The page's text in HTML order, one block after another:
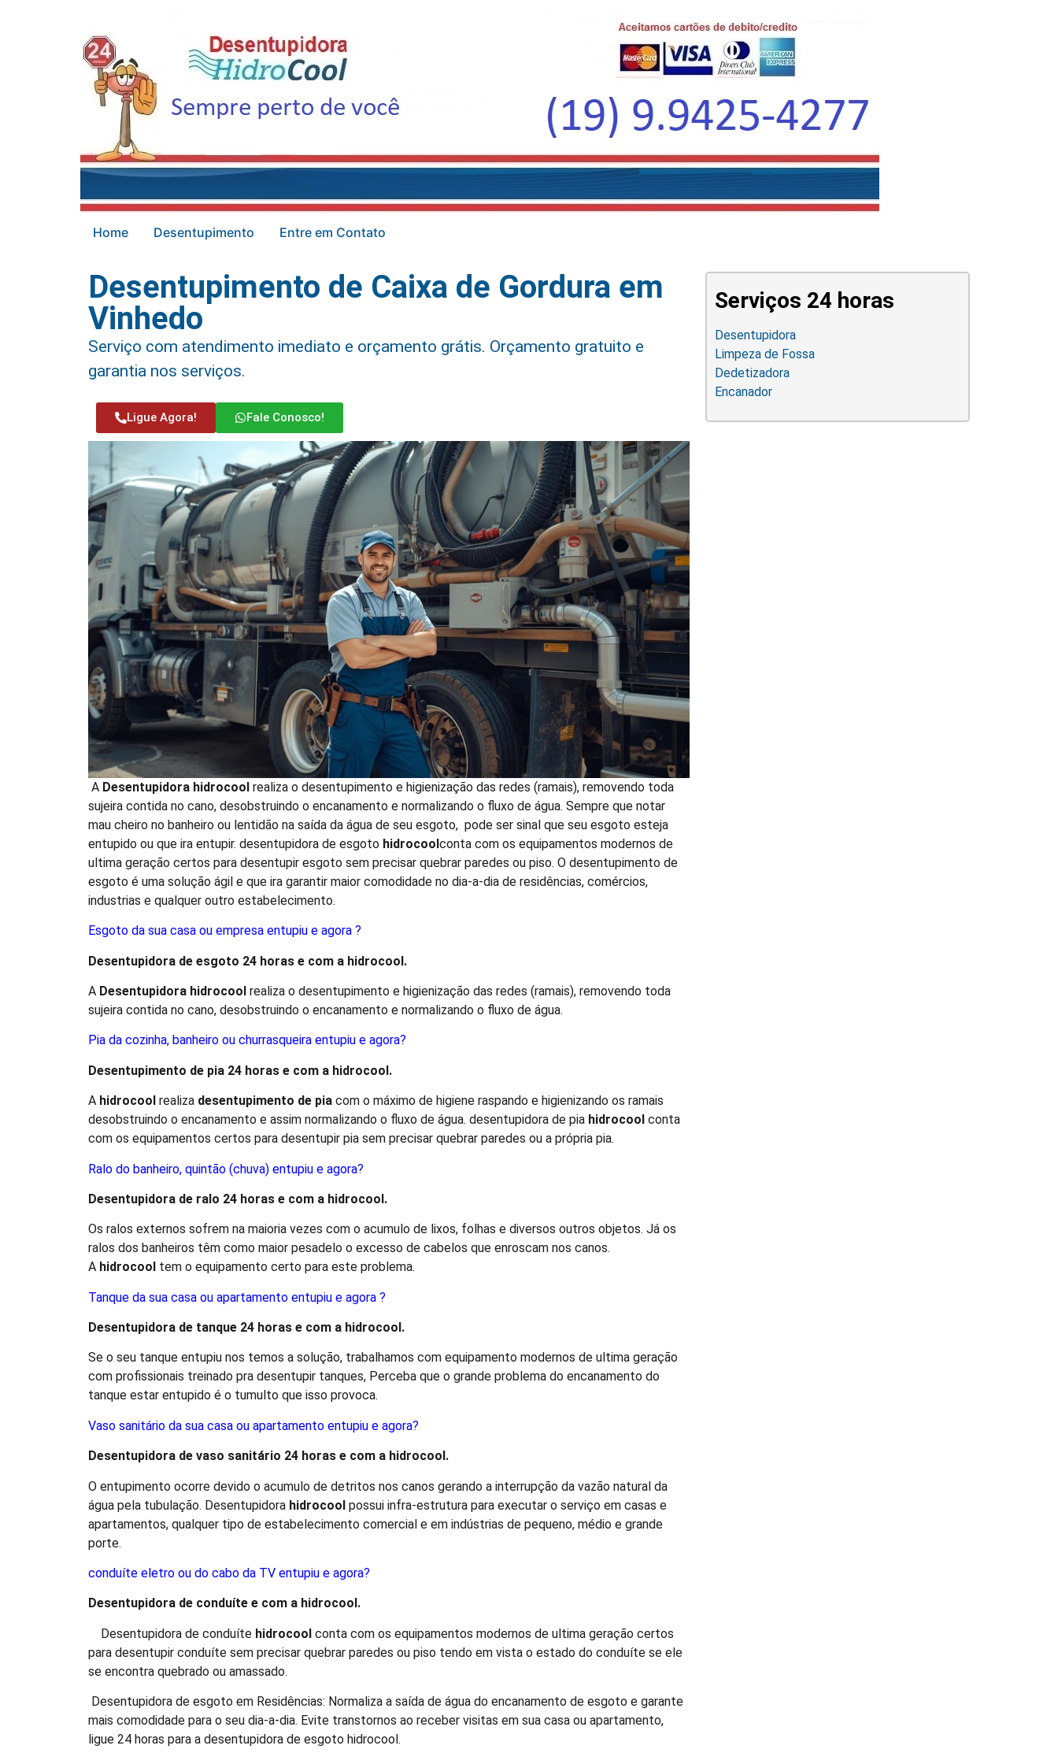
Home Desentupimento Entre em Contato
Desentupimento de Caixa de Gordura em
Vinhedo
Serviço com atendimento imediato e orçamento grátis. Orçamento gratuito e
garantia nos serviços.
Ligue Agora! Fale Conosco!
A Desentupidora hidrocool realiza o desentupimento e higienização das redes (ramais), removendo toda
sujeira contida no cano, desobstruindo o encanamento e normalizando o fluxo de água. Sempre que notar
mau cheiro no banheiro ou lentidão na saída da água de seu esgoto, pode ser sinal que seu esgoto esteja
entupido ou que ira entupir. desentupidora de esgoto hidrocoolconta com os equipamentos modernos de
ultima geração certos para desentupir esgoto sem precisar quebrar paredes ou piso. O desentupimento de
esgoto é uma solução ágil e que ira garantir maior comodidade no dia-a-dia de residências, comércios,
industrias e qualquer outro estabelecimento.
Esgoto da sua casa ou empresa entupiu e agora ?
Desentupidora de esgoto 24 horas e com a hidrocool.
A Desentupidora hidrocool realiza o desentupimento e higienização das redes (ramais), removendo toda
sujeira contida no cano, desobstruindo o encanamento e normalizando o fluxo de água.
Pia da cozinha, banheiro ou churrasqueira entupiu e agora?
Desentupimento de pia 24 horas e com a hidrocool.
A hidrocool realiza desentupimento de pia com o máximo de higiene raspando e higienizando os ramais
desobstruindo o encanamento e assim normalizando o fluxo de água. desentupidora de pia hidrocool conta
com os equipamentos certos para desentupir pia sem precisar quebrar paredes ou a própria pia.
Ralo do banheiro, quintão (chuva) entupiu e agora?
Desentupidora de ralo 24 horas e com a hidrocool.
Os ralos externos sofrem na maioria vezes com o acumulo de lixos, folhas e diversos outros objetos. Já os
ralos dos banheiros têm como maior pesadelo o excesso de cabelos que enroscam nos canos.
A hidrocool tem o equipamento certo para este problema.
Tanque da sua casa ou apartamento entupiu e agora ?
Desentupidora de tanque 24 horas e com a hidrocool.
Se o seu tanque entupiu nos temos a solução, trabalhamos com equipamento modernos de ultima geração
com profissionais treinado pra desentupir tanques, Perceba que o grande problema do encanamento do
tanque estar entupido é o tumulto que isso provoca.
Vaso sanitário da sua casa ou apartamento entupiu e agora?
Desentupidora de vaso sanitário 24 horas e com a hidrocool .
O entupimento ocorre devido o acumulo de detritos nos canos gerando a interrupção da vazão natural da
água pela tubulação. Desentupidora hidrocool possui infra-estrutura para executar o serviço em casas e
apartamentos, qualquer tipo de estabelecimento comercial e em indústrias de pequeno, médio e grande
porte.
conduíte eletro ou do cabo da TV entupiu e agora?
Desentupidora de conduíte e com a hidrocool.
Desentupidora de conduíte hidrocool conta com os equipamentos modernos de ultima geração certos
para desentupir conduíte sem precisar quebrar paredes ou piso tendo em vista o estado do conduíte se ele
se encontra quebrado ou amassado.
Desentupidora de esgoto em Residências: Normaliza a saída de água do encanamento de esgoto e garante
mais comodidade para o seu dia-a-dia. Evite transtornos ao receber visitas em sua casa ou apartamento,
ligue 24 horas para a desentupidora de esgoto hidrocool.
Serviços 24 horas
Desentupidora
Limpeza de Fossa
Dedetizadora
Encanador